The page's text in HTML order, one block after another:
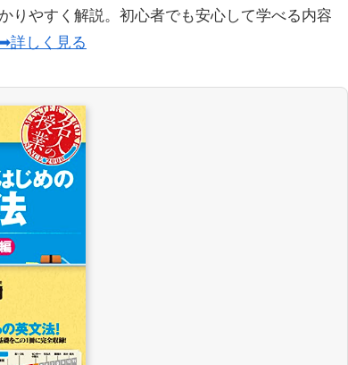
りやすく解説。初心者でも安心して学べる内容
➡詳しく見る